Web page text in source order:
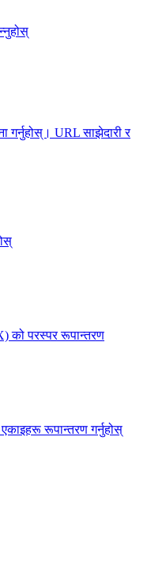
गर्नुहोस्। URL साझेदारी र
को परस्पर रूपान्तरण
एकाइहरू रूपान्तरण गर्नुहोस्